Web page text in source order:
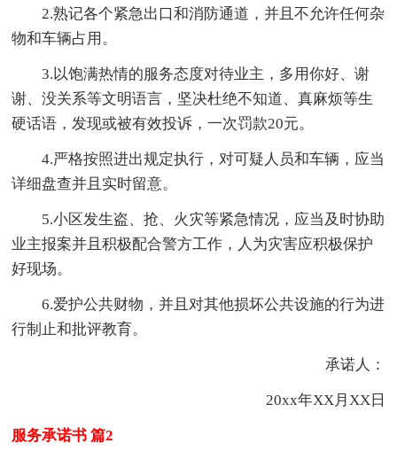
2.熟记各个紧急出口和消防通道，并且不允许任何杂
物和车辆占用。
3.以饱满热情的服务态度对待业主，多用你好、谢
谢、没关系等文明语言，坚决杜绝不知道、真麻烦等生
硬话语，发现或被有效投诉，一次罚款20元。
4.严格按照进出规定执行，对可疑人员和车辆，应当
详细盘查并且实时留意。
5.小区发生盗、抢、火灾等紧急情况，应当及时协助
业主报案并且积极配合警方工作，人为灾害应积极保护
好现场。
6.爱护公共财物，并且对其他损坏公共设施的行为进
行制止和批评教育。
承诺人：
20xx年XX月XX日
服务承诺书 篇2